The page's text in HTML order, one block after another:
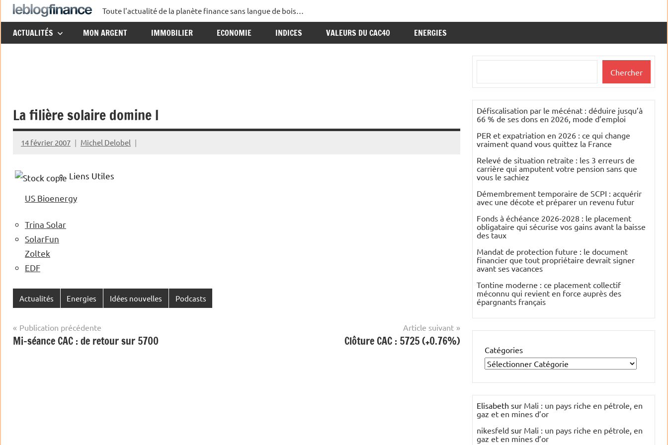
Aller
au
contenu
Le
Blog
Toute l'actualité de la planète finance sans langue de bois…
ACTUALITÉS MON ARGENT IMMOBILIER ECONOMIE INDICES VALEURS DU CAC40 ENERGIES
La filière solaire domine l
14 février 2007 Michel Delobel
Liens Utiles
US Bioenergy
Trina Solar
SolarFun
Zoltek
EDF
Actualités Energies Idées nouvelles Podcasts
Navigation
de
Publication précédente
Mi-séance CAC : de retour sur 5700
Article suivant
Clôture CAC : 5725 (+0.76%)
Chercher
Défiscalisation par le mécénat : déduire jusqu’à
66 % de ses dons en 2026, mode d’emploi
PER et expatriation en 2026 : ce qui change
vraiment quand vous quittez la France
Relevé de situation retraite : les 3 erreurs de
carrière qui amputent votre pension sans que
vous le sachiez
Démembrement temporaire de SCPI : acquérir
avec une décote et préparer un revenu futur
Fonds à échéance 2026-2028 : le placement
obligataire qui sécurise vos gains avant la baisse
des taux
Mandat de protection future : le document
financier que tout propriétaire devrait signer
avant ses vacances
Tontine moderne : ce placement collectif
méconnu qui revient en force auprès des
épargnants français
Catégories
Elisabeth sur Mali : un pays riche en pétrole, en
gaz et en mines d’or
nikesfeld sur Mali : un pays riche en pétrole, en
gaz et en mines d’or